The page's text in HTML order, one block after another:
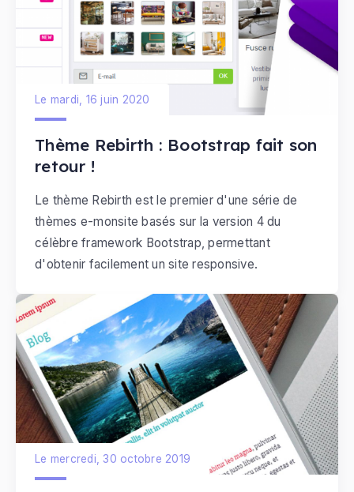
Thème Rebirth : Bootstrap fait son
retour !
Le mardi, 16 juin 2020
Le thème Rebirth est le premier d'une série de
thèmes e-monsite basés sur la version 4 du
célèbre framework Bootstrap, permettant
d'obtenir facilement un site responsive.
Le mercredi, 30 octobre 2019